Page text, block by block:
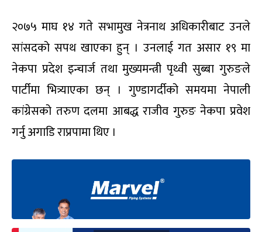
२०७५ माघ १४ गते सभामुख नेत्रनाथ अधिकारीबाट उनले
सांसदको सपथ खाएका हुन् । उनलाई गत असार १९ मा
नेकपा प्रदेश इन्चार्ज तथा मुख्यमन्त्री पृथ्वी सुब्बा गुरुङले
पार्टीमा भित्र्याएका छन् । गुण्डागर्दीको समयमा नेपाली
कांग्रेसको तरुण दलमा आबद्ध राजीव गुरुङ नेकपा प्रवेश
गर्नु अगाडि राप्रपामा थिए ।